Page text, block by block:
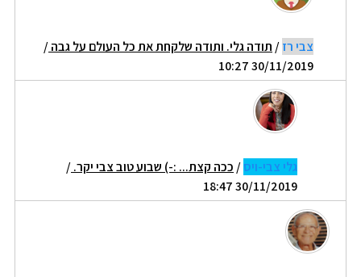
צבי רז/ תודה גלי. ותודה שלקחת את כל העולם על גבה/
30/11/2019 10:27
גלי צבי-ויס/ ככה קצת... :-) שבוע טוב צבי יקר./
30/11/2019 18:47